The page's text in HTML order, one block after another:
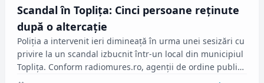
Scandal în Toplița: Cinci persoane reținute
după o altercație
Poliția a intervenit ieri dimineață în urma unei sesizări cu
privire la un scandal izbucnit într-un local din municipiul
Toplița. Conform radiomures.ro, agenții de ordine publică
au descoperit un conflict între patru bărbați și o femeie,